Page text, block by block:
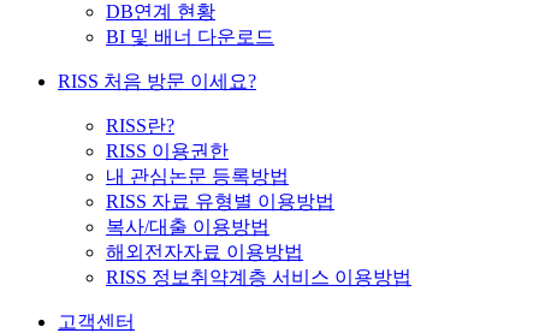
DB연계 현황
BI 및 배너 다운로드
RISS 처음 방문 이세요?
RISS란?
RISS 이용권한
내 관심논문 등록방법
RISS 자료 유형별 이용방법
복사/대출 이용방법
해외전자자료 이용방법
RISS 정보취약계층 서비스 이용방법
고객센터